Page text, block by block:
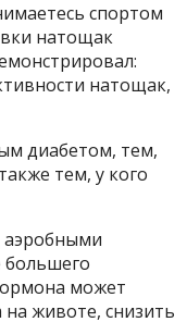
спортом
натощак
натощак,
диабетом, тем,
тем, у кого
аэробными
большего
может
животе, снизить